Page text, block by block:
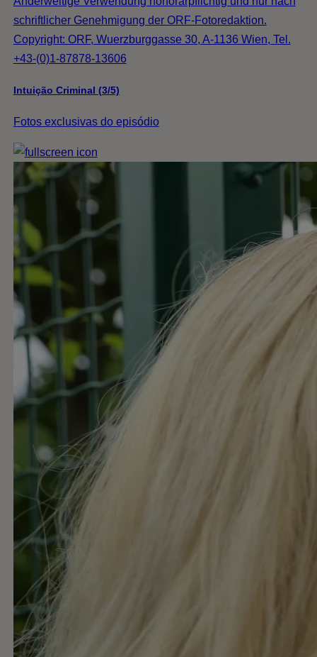
schriftlicher Genehmigung der ORF-Fotoredaktion.
Copyright: ORF, Wuerzburggasse 30, A-1136 Wien, Tel.
+43-(0)1-87878-13606
Intuição Criminal (3/5)
Fotos exclusivas do episódio